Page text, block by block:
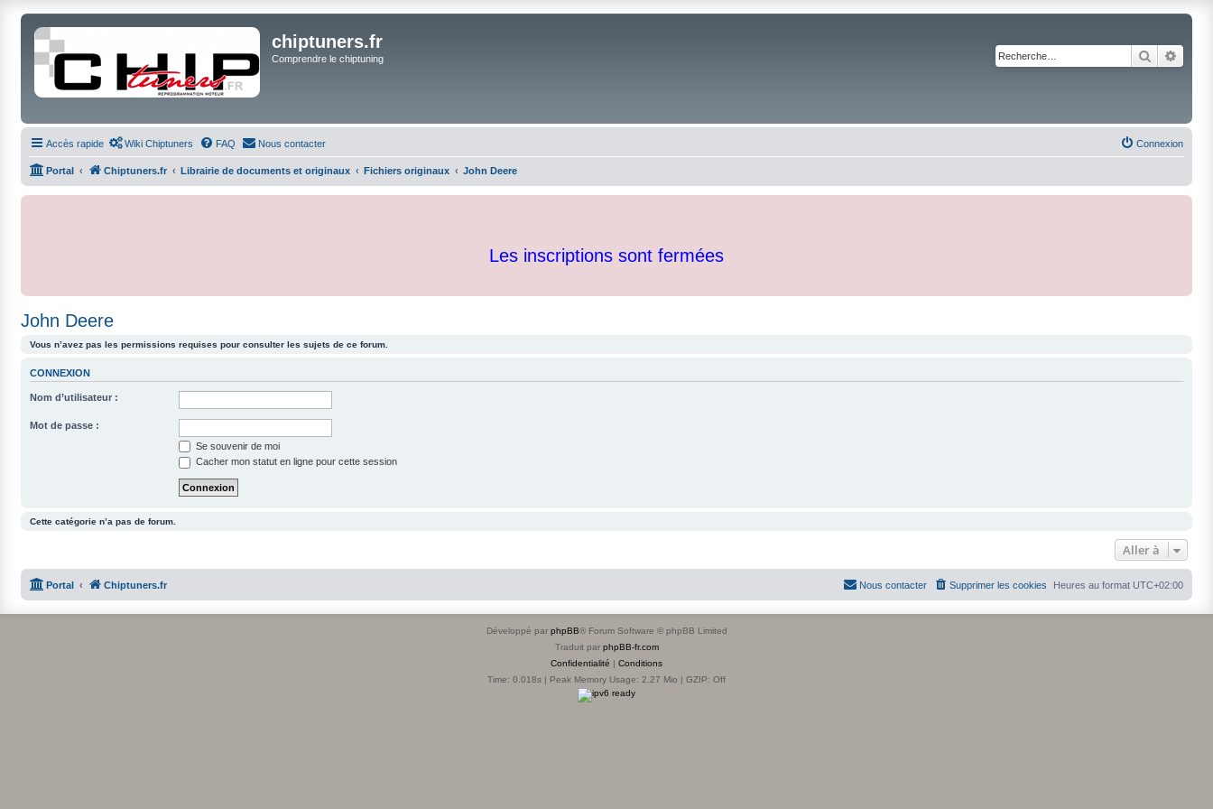
chiptuners.fr
Comprendre le chiptuning Rechercher
Accès rapide Wiki Chiptuners FAQ Nous contacter Connexion
Portal Chiptuners.fr Librairie de documents et originaux Fichiers originaux John Deere
Les inscriptions sont fermées
John Deere
Vous n’avez pas les permissions requises pour consulter les sujets de ce forum.
CONNEXION
Nom d’utilisateur :
Mot de passe :
Se souvenir de moi
Cacher mon statut en ligne pour cette session
Cette catégorie n’a pas de forum.
Aller à
Portal Chiptuners.fr Heures au format UTC+02:00
Supprimer les cookies
Nous contacter
Développé par phpBB® Forum Software © phpBB Limited
Traduit par phpBB-fr.com
Confidentialité | Conditions
Time: 0.018s | Peak Memory Usage: 2.27 Mio | GZIP: Off